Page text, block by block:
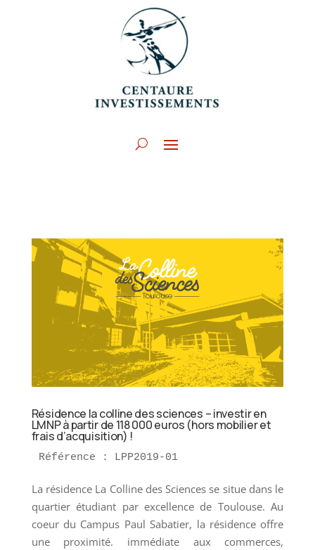
Résidence la colline des sciences – investir en
LMNP à partir de 118 000 euros (hors mobilier et
frais d’acquisition) !
Référence : LPP2019-01
La résidence La Colline des Sciences se situe dans le
quartier étudiant par excellence de Toulouse. Au
coeur du Campus Paul Sabatier, la résidence offre
une proximité. immédiate aux commerces,